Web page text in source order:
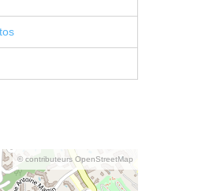
© contributeurs OpenStreetMap